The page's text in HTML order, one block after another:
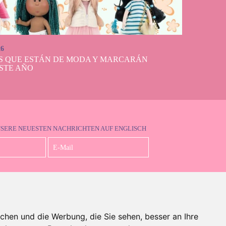
und die Werbung, die Sie sehen, besser an Ihre
QUE ESTÁN DE MODA Y MARCARÁN
AÑO
NEUESTEN NACHRICHTEN AUF ENGLISCH